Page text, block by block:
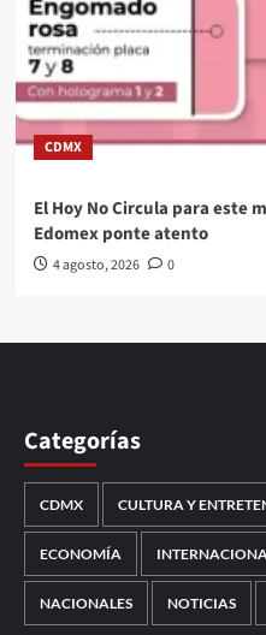
CDMX
El Hoy No Circula para este
Edomex ponte atento
4 agosto, 2026 0
Categorías
CDMX CULTURA Y
ECONOMÍA
NACIONALES NOTICIAS